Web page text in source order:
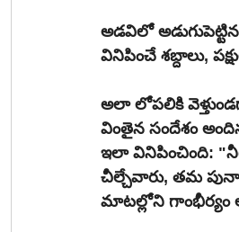
అడవిలో
వినిపించే శబ్దాలు,
అలా లోపలికి
వింతైన సందేశం
ఇలా వినిపించింది:
చీల్చేవారు, తమ
మాటల్లోని